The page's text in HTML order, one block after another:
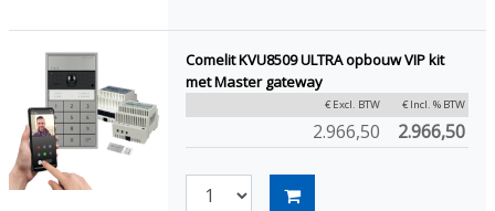
Comelit KVU8509 ULTRA opbouw VIP kit
met Master gateway
€ Excl. BTW € Incl. % BTW
2.966,50 2.966,50